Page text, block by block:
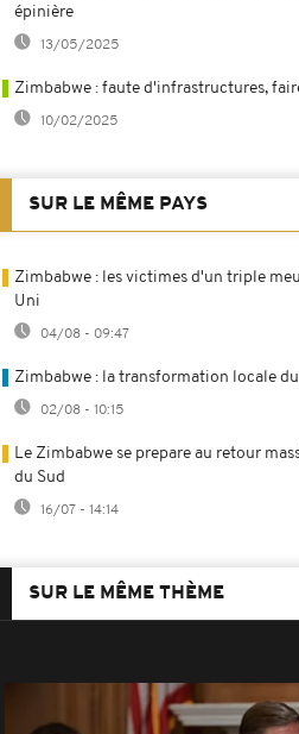
épinière
13/05/2025
Zimbabwe : faute d'infrastructures,
10/02/2025
SUR LE MÊME PAYS
Zimbabwe : les victimes d'un triple
Uni
04/08 - 09:47
Zimbabwe : la transformation locale
02/08 - 10:15
Le Zimbabwe se prepare au retour
du Sud
16/07 - 14:14
SUR LE MÊME THÈME